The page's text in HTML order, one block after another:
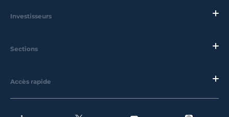
Investisseurs
Sections
Accès rapide